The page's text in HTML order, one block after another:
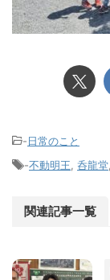
-日常のこと
-不動明王 呑龍堂
関連記事一覧